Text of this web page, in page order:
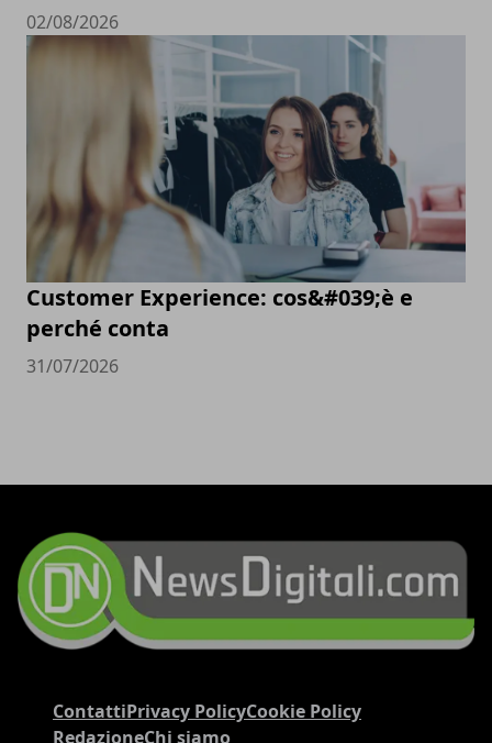
02/08/2026
Customer Experience: cos&#039;è e
perché conta
31/07/2026
ContattiPrivacy PolicyCookie Policy
RedazioneChi siamo